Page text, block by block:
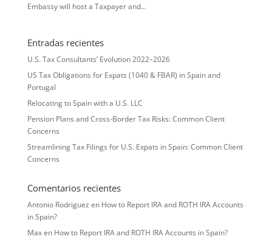
Embassy will host a Taxpayer and...
Entradas recientes
U.S. Tax Consultants’ Evolution 2022–2026
US Tax Obligations for Expats (1040 & FBAR) in Spain and
Portugal
Relocating to Spain with a U.S. LLC
Pension Plans and Cross-Border Tax Risks: Common Client
Concerns
Streamlining Tax Filings for U.S. Expats in Spain: Common Client
Concerns
Comentarios recientes
Antonio Rodriguez en How to Report IRA and ROTH IRA Accounts
in Spain?
Maxen How to Report IRA and ROTH IRA Accounts in Spain?